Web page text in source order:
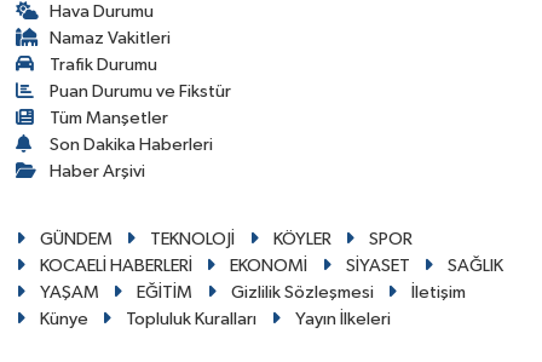
Hava Durumu
Namaz Vakitleri
Trafik Durumu
Puan Durumu ve Fikstür
Tüm Manşetler
Son Dakika Haberleri
Haber Arşivi
GÜNDEM TEKNOLOJİ KÖYLER
SPOR
KOCAELİ HABERLERİ
EKONOMİ SİYASET
SAĞLIK
YAŞAM
EĞİTİM Gizlilik Sözleşmesi
İletişim
Künye
Topluluk Kuralları Yayın İlkeleri